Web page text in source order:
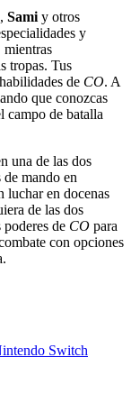
, Sami y otros
y
mientras
tropas. Tus
de CO. A
que conozcas
campo de batalla
una de las dos
de mando en
luchar en docenas
de las dos
poderes de CO para
con opciones
Switch